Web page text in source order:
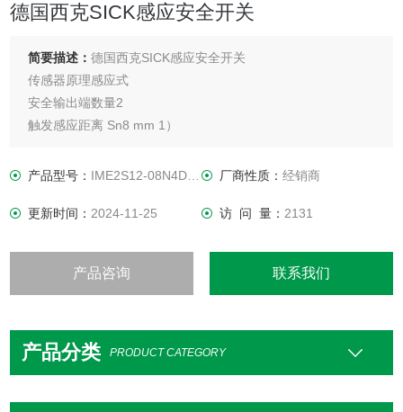
德国西克SICK感应安全开关
简要描述：德国西克SICK感应安全开关
传感器原理感应式
安全输出端数量2
触发感应距离 Sn8 mm 1）
安全切断距离 Sar12 mm 1）
产品型号： IME2S12-08N4DC0 厂商性质： 经销商
更新时间：2024-11-25 访 问 量： 2131
产品咨询 联系我们
产品分类 PRODUCT CATEGORY